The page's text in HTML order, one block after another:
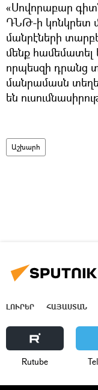
«Սովորաբար
ԴՆԹ-ի կոնկրետ
մանրէների
մենք համեմատել
որպեսզի դրանց
մանրամասն
են
Աշխարհ
ԼՈՒՐԵՐ ՀԱՅԱՍՏԱՆ
Rutube